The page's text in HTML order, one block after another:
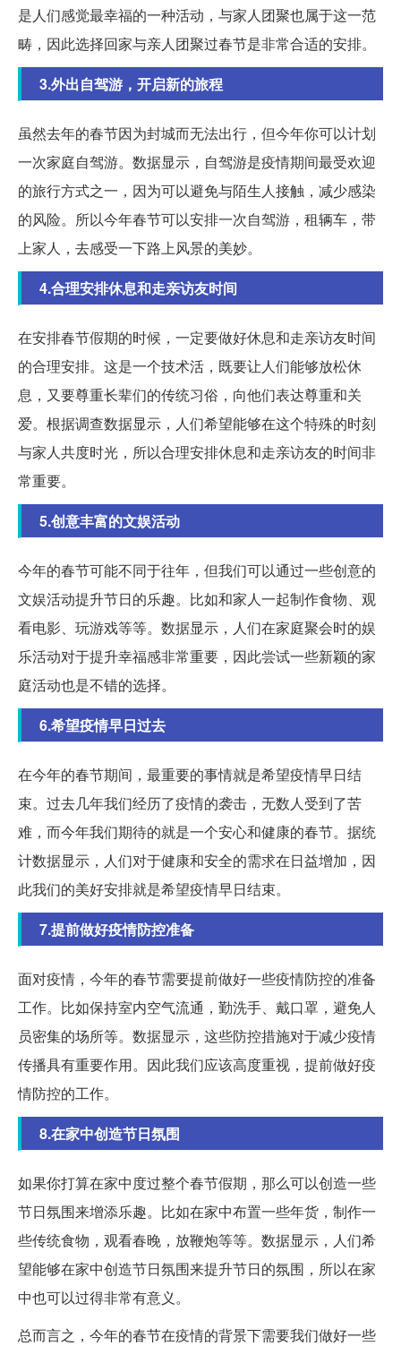
是人们感觉最幸福的一种活动，与家人团聚也属于这一范
畴，因此选择回家与亲人团聚过春节是非常合适的安排。
3.外出自驾游，开启新的旅程
虽然去年的春节因为封城而无法出行，但今年你可以计划
一次家庭自驾游。数据显示，自驾游是疫情期间最受欢迎
的旅行方式之一，因为可以避免与陌生人接触，减少感染
的风险。所以今年春节可以安排一次自驾游，租辆车，带
上家人，去感受一下路上风景的美妙。
4.合理安排休息和走亲访友时间
在安排春节假期的时候，一定要做好休息和走亲访友时间
的合理安排。这是一个技术活，既要让人们能够放松休
息，又要尊重长辈们的传统习俗，向他们表达尊重和关
爱。根据调查数据显示，人们希望能够在这个特殊的时刻
与家人共度时光，所以合理安排休息和走亲访友的时间非
常重要。
5.创意丰富的文娱活动
今年的春节可能不同于往年，但我们可以通过一些创意的
文娱活动提升节日的乐趣。比如和家人一起制作食物、观
看电影、玩游戏等等。数据显示，人们在家庭聚会时的娱
乐活动对于提升幸福感非常重要，因此尝试一些新颖的家
庭活动也是不错的选择。
6.希望疫情早日过去
在今年的春节期间，最重要的事情就是希望疫情早日结
束。过去几年我们经历了疫情的袭击，无数人受到了苦
难，而今年我们期待的就是一个安心和健康的春节。据统
计数据显示，人们对于健康和安全的需求在日益增加，因
此我们的美好安排就是希望疫情早日结束。
7.提前做好疫情防控准备
面对疫情，今年的春节需要提前做好一些疫情防控的准备
工作。比如保持室内空气流通，勤洗手、戴口罩，避免人
员密集的场所等。数据显示，这些防控措施对于减少疫情
传播具有重要作用。因此我们应该高度重视，提前做好疫
情防控的工作。
8.在家中创造节日氛围
如果你打算在家中度过整个春节假期，那么可以创造一些
节日氛围来增添乐趣。比如在家中布置一些年货，制作一
些传统食物，观看春晚，放鞭炮等等。数据显示，人们希
望能够在家中创造节日氛围来提升节日的氛围，所以在家
中也可以过得非常有意义。
总而言之，今年的春节在疫情的背景下需要我们做好一些